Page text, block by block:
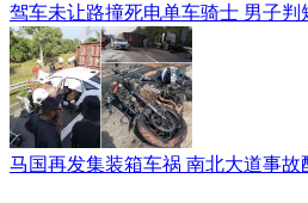
驾车未让路撞死电单车骑士 男子判
马国再发集装箱车祸 南北大道事故